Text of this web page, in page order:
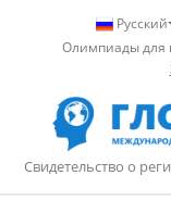
Русский
Олимпиады для
Свидетельство о